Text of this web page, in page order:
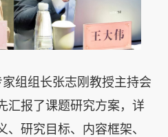
组组长张志刚教授主持会
汇报了课题研究方案，详
研究目标、内容框架、